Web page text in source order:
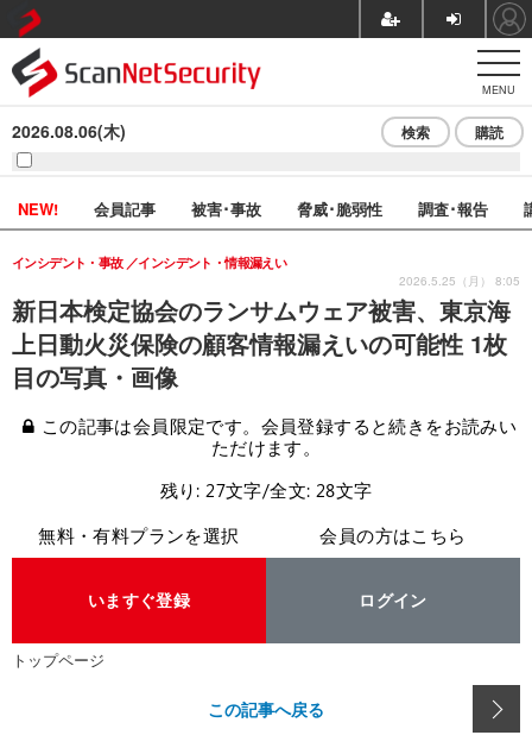
MENU
2026.08.06(木) 検索 購読
NEW! 会員記事 被害･事故 脅威･脆弱性 調査･報告
新日本検定協会のランサムウェア被害、東京海
上日動火災保険の顧客情報漏えいの可能性 1枚
目の写真・画像
インシデント・事故 インシデント・情報漏えい
2026.5.25（月） 8:05
この記事は会員限定です。会員登録すると続きをお読みい
ただけます。
残り: 27文字/全文: 28文字
無料・有料プランを選択
いますぐ登録
会員の方はこちら
ログイン
トップページ
この記事へ戻る